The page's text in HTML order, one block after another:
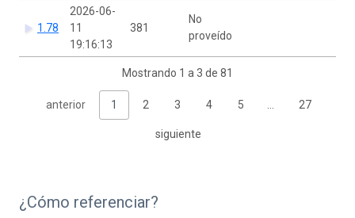
1.78
2026-06-
11
19:16:13
381
No
proveído
Mostrando 1 a 3 de 81
anterior 1 2 3 4 5 27
siguiente
¿Cómo referenciar?